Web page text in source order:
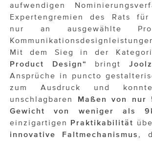
aufwendigen
Expertengremien des Rats für
nur an ausgewählte
Mit dem Sieg in der
Product Design“
bringt Joolz
Ansprüche in puncto
zum Ausdruck und
unschlagbaren Maßen von nur
Gewicht von weniger als
einzigartigen Praktikabilität
innovative Faltmechanismus ,